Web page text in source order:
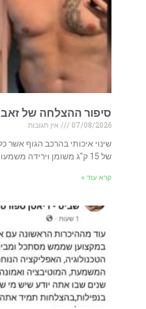
סיפור ההצלחה של זאב
07/08/2026
אין תגובות
של 15 ק"ג משומן וירידה משמעותית בשומן הבטני
קרא עוד »